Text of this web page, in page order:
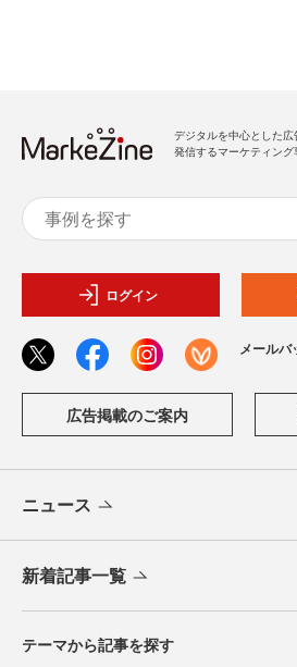
デジタルを中心とした
発信するマーケティング
ログイン
メールバ
広告掲載のご案内
ニュース
新着記事一覧
テーマから記事を探す